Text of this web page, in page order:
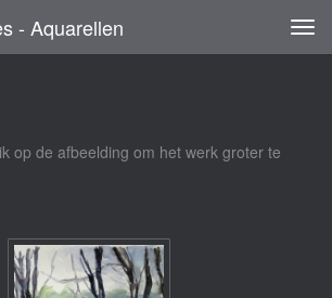
- Aquarellen
op de afbeelding om het werk groter te